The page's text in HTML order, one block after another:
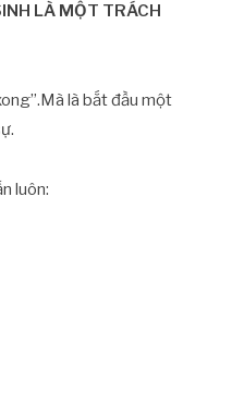
LÀ MỘT TRÁCH
là bắt đầu một
luôn: